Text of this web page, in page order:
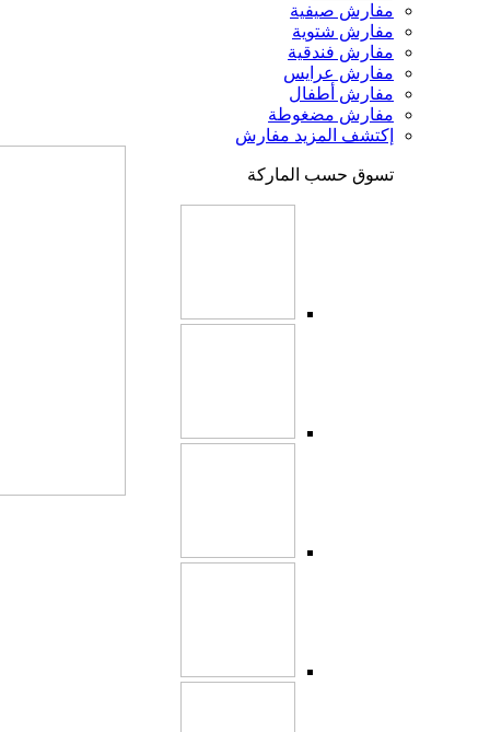
مفارش صيفية
مفارش شتوية
مفارش فندقية
مفارش عرايس
مفارش أطفال
مفارش مضغوطة
إكتشف المزيد مفارش
تسوق حسب الماركة